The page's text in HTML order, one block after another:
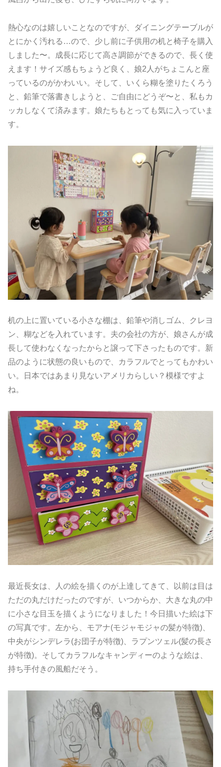
熱心なのは嬉しいことなのですが、ダイニングテーブルが
とにかく汚れる…ので、少し前に子供用の机と椅子を購入
しました〜。成長に応じて高さ調節ができるので、長く使
えます！サイズ感もちょうど良く、娘2人がちょこんと座
っているのがかわいい。そして、いくら糊を塗りたくろう
と、鉛筆で落書きしようと、ご自由にどうぞ〜と、私もカ
ッカしなくて済みます。娘たちもとっても気に入っていま
す。
机の上に置いている小さな棚は、鉛筆や消しゴム、クレヨ
ン、糊などを入れています。夫の会社の方が、娘さんが成
長して使わなくなったからと譲って下さったものです。新
品のように状態の良いもので、カラフルでとってもかわい
い。日本ではあまり見ないアメリカらしい？模様ですよ
ね。
最近長女は、人の絵を描くのが上達してきて、以前は目は
ただの丸だけだったのですが、いつからか、大きな丸の中
に小さな目玉を描くようになりました！今日描いた絵は下
の写真です。左から、モアナ(モジャモジャの髪が特徴)、
中央がシンデレラ(お団子が特徴)、ラプンツェル(髪の長さ
が特徴)。そしてカラフルなキャンディーのような絵は、
持ち手付きの風船だそう。